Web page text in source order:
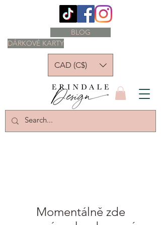
DÁRKOVÉ KARTY
BLOG
CAD (C$)
Momentálně zde